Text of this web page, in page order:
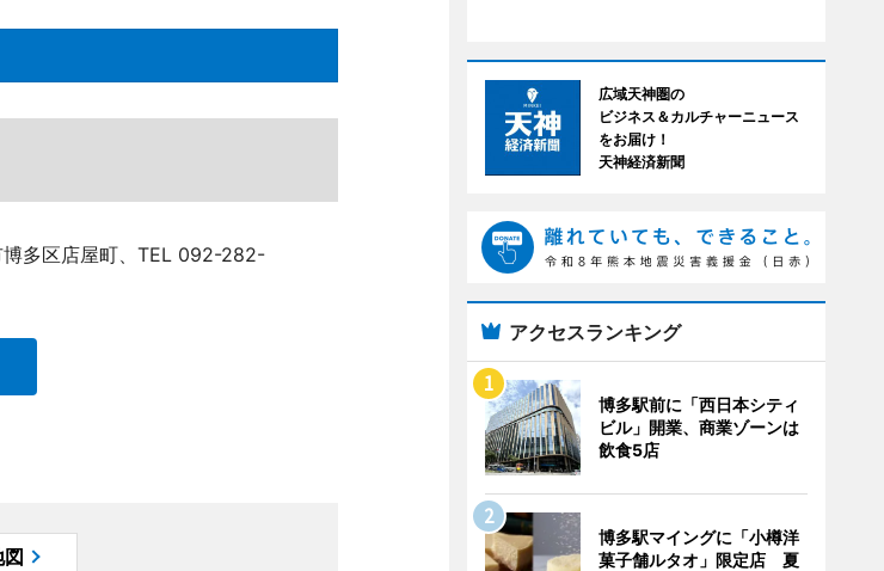
博多区店屋町、TEL 092-282-
広域天神圏の
ビジネス＆カルチャーニュース
をお届け！
天神経済新聞
アクセスランキング
博多駅前に「西日本シティ
ビル」開業、商業ゾーンは
飲食5店
博多駅マイングに「小樽洋
菓子舗ルタオ」限定店 夏